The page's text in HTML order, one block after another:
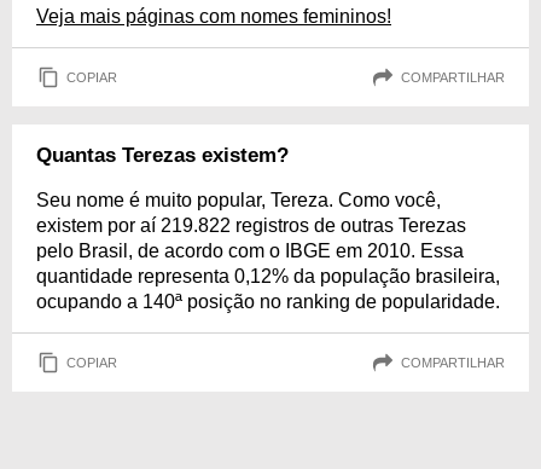
Veja mais páginas com nomes femininos!
COPIAR COMPARTILHAR
Quantas Terezas existem?
Seu nome é muito popular, Tereza. Como você,
existem por aí 219.822 registros de outras Terezas
pelo Brasil, de acordo com o IBGE em 2010. Essa
quantidade representa 0,12% da população brasileira,
ocupando a 140ª posição no ranking de popularidade.
COPIAR COMPARTILHAR